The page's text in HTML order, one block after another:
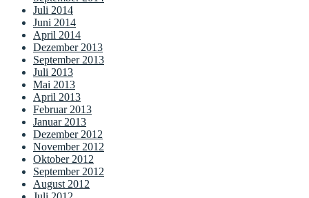
Juli 2014
Juni 2014
April 2014
Dezember 2013
September 2013
Juli 2013
Mai 2013
April 2013
Februar 2013
Januar 2013
Dezember 2012
November 2012
Oktober 2012
September 2012
August 2012